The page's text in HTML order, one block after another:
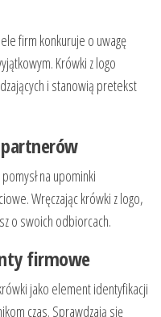
firm konkuruje o uwagę
Krówki z logo
i stanowią pretekst
na upominki
Wręczając krówki z logo,
o swoich odbiorcach.
firmowe
jako element identyfikacji
czas. Sprawdzają się